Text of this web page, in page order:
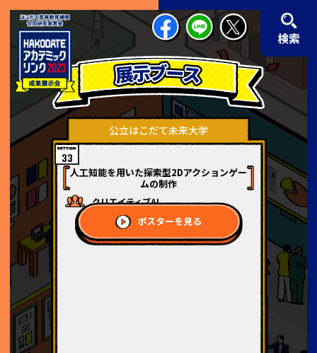
検索
公立はこだて未来大学
人工知能を用いた探索型2Dアクションゲー
ムの制作
クリエイティブAI
33
ポスターを見る